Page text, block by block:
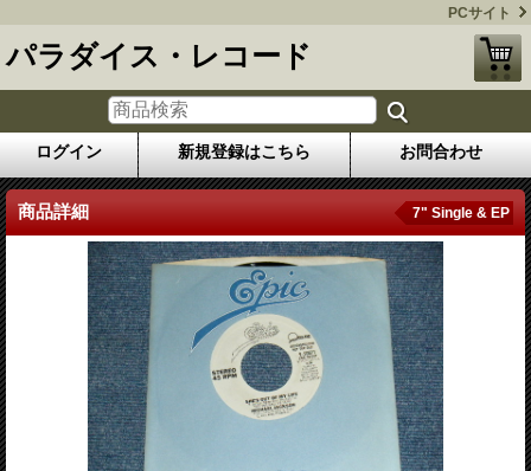
PCサイト
パラダイス・レコード
ログイン 新規登録はこちら お問合わせ
商品詳細 7" Single & EP